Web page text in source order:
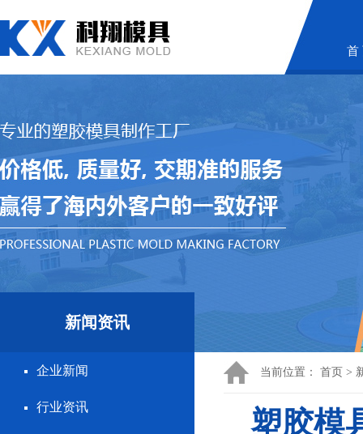
首
新闻资讯
企业新闻
行业资讯
当前位置： 首页 >
塑胶模